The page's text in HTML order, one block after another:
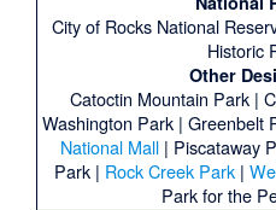
City of Rocks National
Historic
Other
Catoctin Mountain Park|
Washington Park| Greenbelt
National Mall | Piscataway
Park| Rock Creek Park|
Park for the